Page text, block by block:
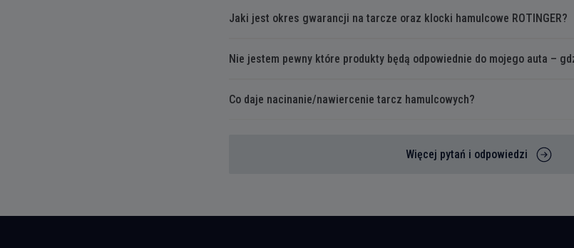
Jaki jest okres gwarancji na tarcze oraz klocki hamulcowe ROTINGER?
Nie jestem pewny które produkty będą odpowiednie do mojego auta –
Co daje nacinanie/nawiercenie tarcz hamulcowych?
Więcej pytań i odpowiedzi